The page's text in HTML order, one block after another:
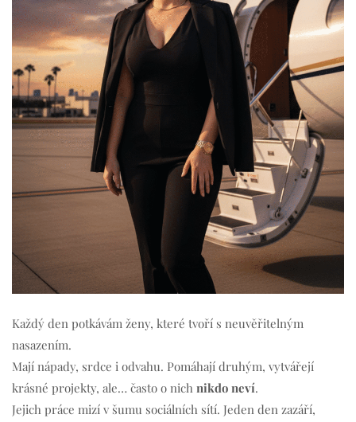
Každý den potkávám ženy, které tvoří s neuvěřitelným
nasazením.
Mají nápady, srdce i odvahu. Pomáhají druhým, vytvářejí
krásné projekty, ale… často o nich nikdo neví.
Jejich práce mizí v šumu sociálních sítí. Jeden den zazáří,